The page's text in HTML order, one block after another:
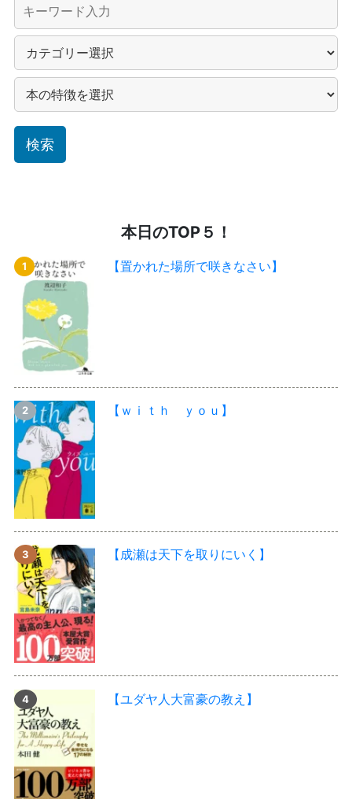
本日のTOP５！
【置かれた場所で咲きなさい】
【ｗｉｔｈ ｙｏｕ】
【成瀬は天下を取りにいく】
【ユダヤ人大富豪の教え】